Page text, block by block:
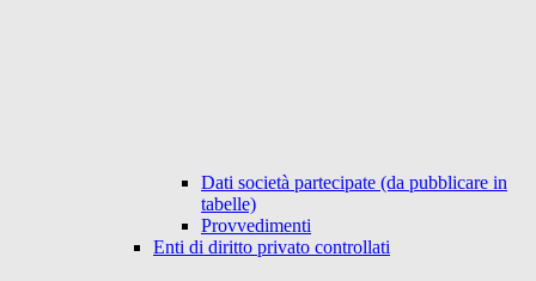
Dati società partecipate (da pubblicare in
tabelle)
Provvedimenti
Enti di diritto privato controllati